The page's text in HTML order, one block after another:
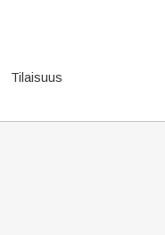
Tilaisuus